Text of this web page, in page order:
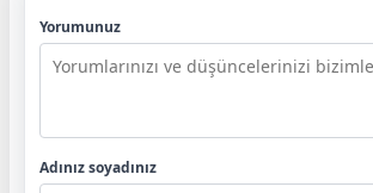
Yorumunuz
Adınız soyadınız